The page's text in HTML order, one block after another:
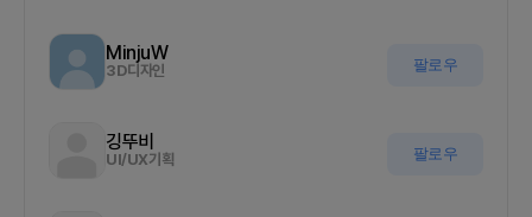
MinjuW
3D디자인 팔로우
깅뚜비
UI/UX기획 팔로우